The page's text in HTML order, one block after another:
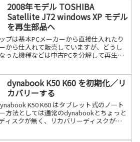
2008年モデル TOSHIBA
Satellite J72 windows XP モデル
を再生部品へ
プは基本PCメーカーから直接仕入れたり
から仕入れて販売していますが、どうし
った機種などは中古PCを分解して再生部
dynabook K50 K60 を初期化／リ
カバリーする
K50 K60 はタブレット式のノート
方法としては通常のdynabookとちょっと
ィスクが無く、リカバリーディスクが